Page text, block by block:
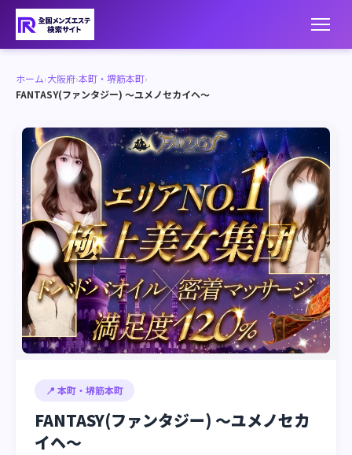
ホーム›大阪府›本町・堺筋本町›
FANTASY(ファンタジー) ～ユメノセカイヘ～
📍 本町・堺筋本町
FANTASY(ファンタジー) ～ユメノセカ
イヘ～